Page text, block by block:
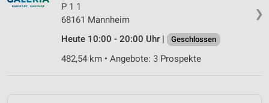
❯
P 1 1
68161 Mannheim
Heute 10:00 - 20:00 Uhr |
Geschlossen
482,54 km • Angebote: 3 Prospekte